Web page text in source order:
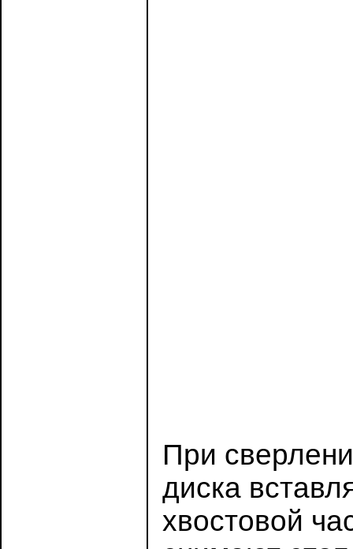
При
диска
хвостовой